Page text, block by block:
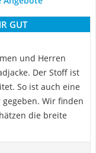
GUT
und Herren
Der Stoff ist
So ist auch eine
Wir finden
die breite